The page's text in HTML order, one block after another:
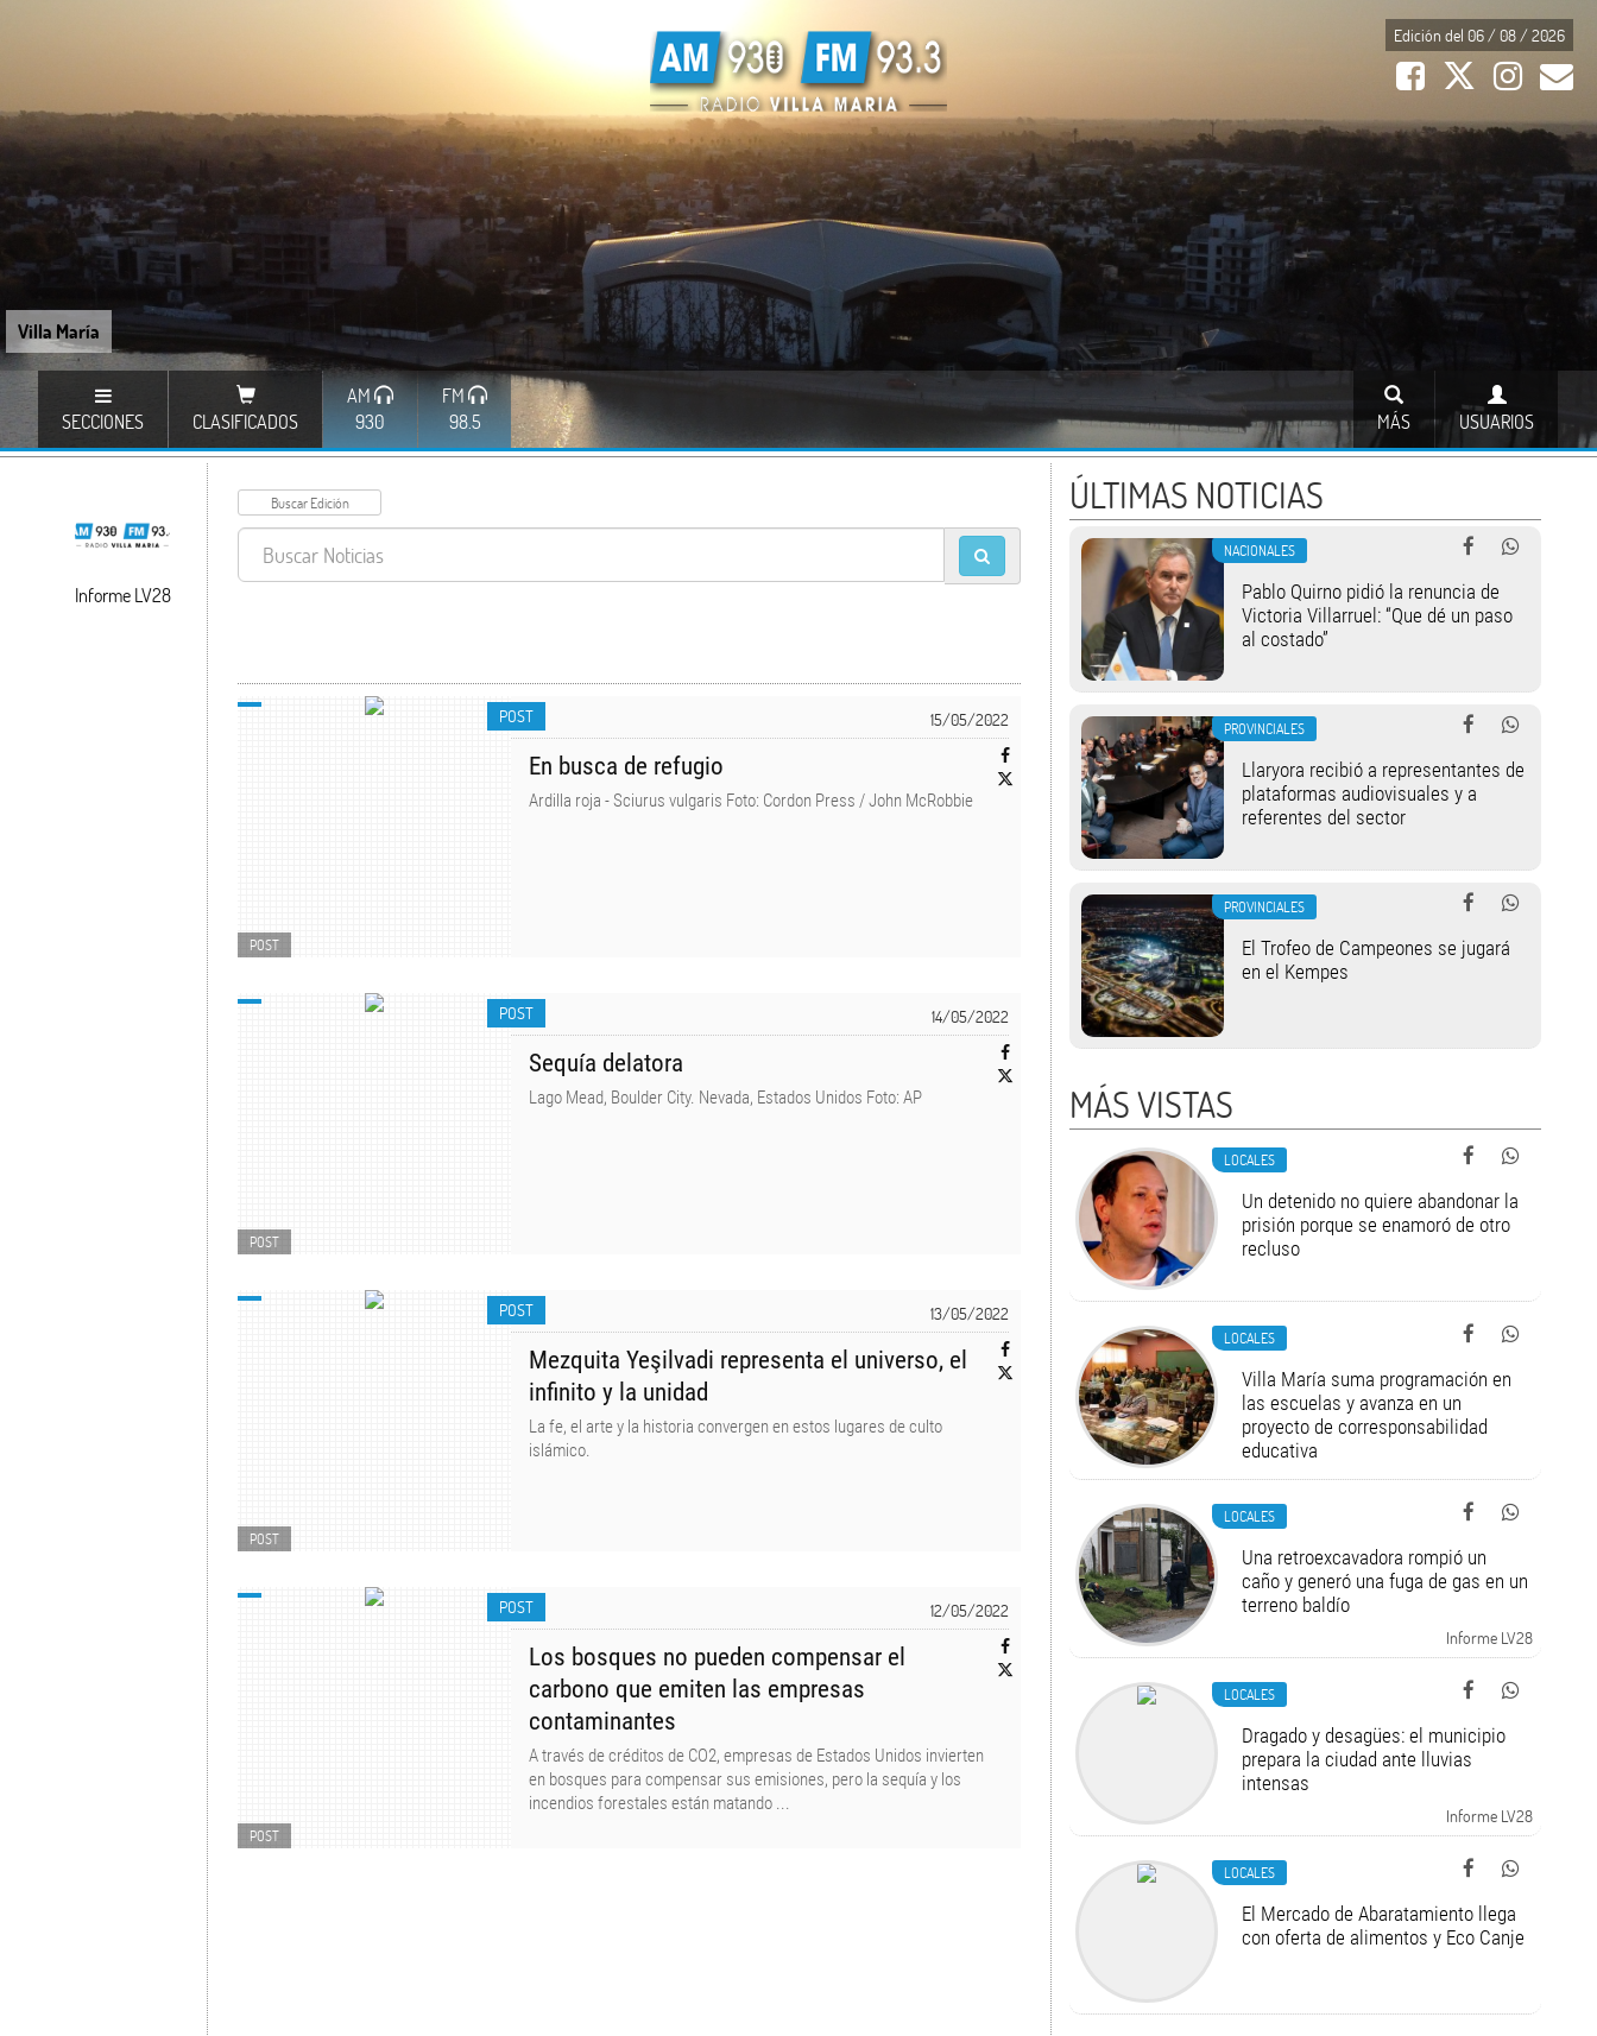
Villa María
Edición del 06 / 08 / 2026
SECCIONES CLASIFICADOS
AM
930
FM
98.5
USUARIOS
MÁS
Informe LV28
15/05/2022
POST
POST
En busca de refugio
Ardilla roja - Sciurus vulgaris Foto: Cordon Press / John McRobbie
14/05/2022
POST
POST
Sequía delatora
Lago Mead, Boulder City. Nevada, Estados Unidos Foto: AP
13/05/2022
POST
POST
Mezquita Yeşilvadi representa el universo, el
infinito y la unidad
La fe, el arte y la historia convergen en estos lugares de culto
islámico.
12/05/2022
POST
POST
Los bosques no pueden compensar el
carbono que emiten las empresas
contaminantes
A través de créditos de CO2, empresas de Estados Unidos invierten
en bosques para compensar sus emisiones, pero la sequía y los
incendios forestales están matando ...
ÚLTIMAS NOTICIAS
NACIONALES
Pablo Quirno pidió la renuncia de
Victoria Villarruel: “Que dé un paso
al costado”
PROVINCIALES
Llaryora recibió a representantes de
plataformas audiovisuales y a
referentes del sector
PROVINCIALES
El Trofeo de Campeones se jugará
en el Kempes
MÁS VISTAS
LOCALES
Un detenido no quiere abandonar la
prisión porque se enamoró de otro
recluso
LOCALES
Villa María suma programación en
las escuelas y avanza en un
proyecto de corresponsabilidad
educativa
LOCALES
Una retroexcavadora rompió un
caño y generó una fuga de gas en un
terreno baldío
Informe LV28
LOCALES
Dragado y desagües: el municipio
prepara la ciudad ante lluvias
intensas
Informe LV28
LOCALES
El Mercado de Abaratamiento llega
con oferta de alimentos y Eco Canje